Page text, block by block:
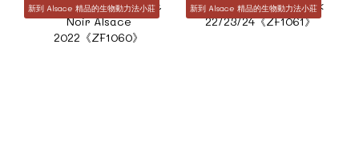
新到 Alsace 精品的生物動力法小莊 新到 Alsace 精品的生物動力法小莊